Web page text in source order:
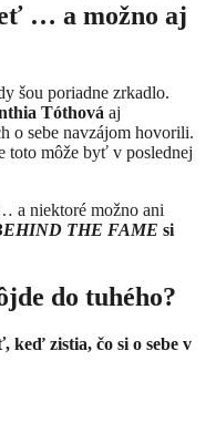
… a možno aj
šou poriadne zrkadlo.
Tóthová aj
o sebe navzájom hovorili.
toto môže byť v poslednej
a niektoré možno ani
THE FAME si
do tuhého?
keď zistia, čo si o sebe v